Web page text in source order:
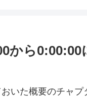
から0:00:00
いた概要のチャプ